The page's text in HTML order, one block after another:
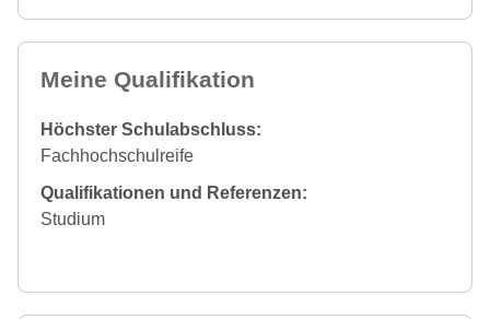
Meine Qualifikation
Höchster Schulabschluss:
Fachhochschulreife
Qualifikationen und Referenzen:
Studium